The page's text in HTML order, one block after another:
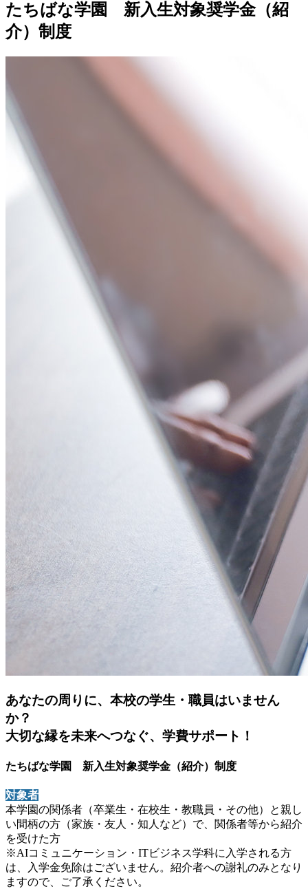
たちばな学園 新入生対象奨学金（紹
介）制度
あなたの周りに、本校の学生・職員はいません
か？
大切な縁を未来へつなぐ、学費サポート！
たちばな学園 新入生対象奨学金（紹介）制度
対象者
本学園の関係者（卒業生・在校生・教職員・その他）と親し
い間柄の方（家族・友人・知人など）で、関係者等から紹介
を受けた方
※AIコミュニケーション・ITビジネス学科に入学される方
は、入学金免除はございません。紹介者への謝礼のみとなり
ますので、ご了承ください。